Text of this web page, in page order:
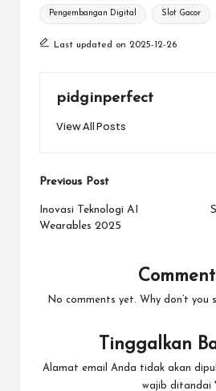
Tags:
Pengembangan Digital Slot Gacor
Last updated on 2025-12-26
pidginperfect
View All Posts
Post
navigation
Previous Post
Inovasi Teknologi AI
Wearables 2025
No comments yet. Why don’t you
Tinggalkan
Alamat email Anda tidak akan
wajib ditandai